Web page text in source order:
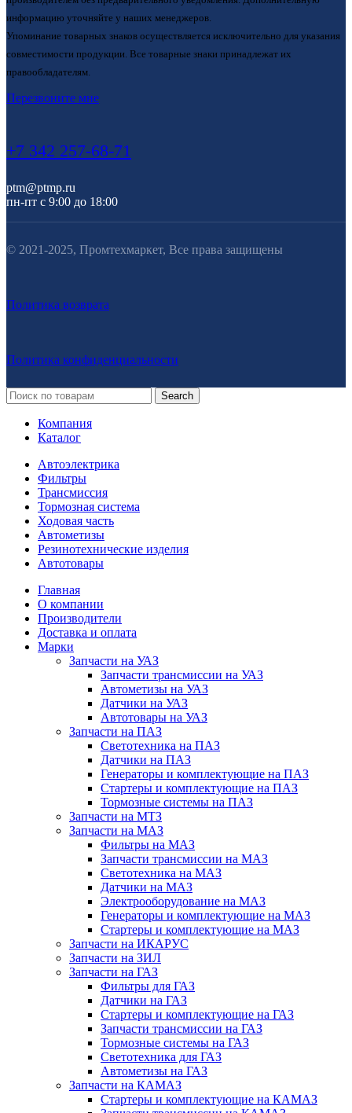
информацию уточняйте у наших менеджеров.
Упоминание товарных знаков осуществляется исключительно для указания
совместимости продукции. Все товарные знаки принадлежат их
правообладателям.
Перезвоните мне
+7 342 257-68-71
ptm@ptmp.ru
пн-пт с 9:00 до 18:00
© 2021-2025, Промтехмаркет, Все права защищены
Политика возврата
Политика конфиденциальности
Search
Компания
Каталог
Автоэлектрика
Фильтры
Трансмиссия
Тормозная система
Ходовая часть
Автометизы
Резинотехнические изделия
Автотовары
Главная
О компании
Производители
Доставка и оплата
Марки
Запчасти на УАЗ
Запчасти трансмиссии на УАЗ
Автометизы на УАЗ
Датчики на УАЗ
Автотовары на УАЗ
Запчасти на ПАЗ
Светотехника на ПАЗ
Датчики на ПАЗ
Генераторы и комплектующие на ПАЗ
Стартеры и комплектующие на ПАЗ
Тормозные системы на ПАЗ
Запчасти на МТЗ
Запчасти на МАЗ
Фильтры на МАЗ
Запчасти трансмиссии на МАЗ
Светотехника на МАЗ
Датчики на МАЗ
Электрооборудование на МАЗ
Генераторы и комплектующие на МАЗ
Стартеры и комплектующие на МАЗ
Запчасти на ИКАРУС
Запчасти на ЗИЛ
Запчасти на ГАЗ
Фильтры для ГАЗ
Датчики на ГАЗ
Стартеры и комплектующие на ГАЗ
Запчасти трансмиссии на ГАЗ
Тормозные системы на ГАЗ
Светотехника для ГАЗ
Автометизы на ГАЗ
Запчасти на КАМАЗ
Стартеры и комплектующие на КАМАЗ